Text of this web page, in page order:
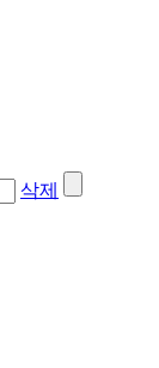
삭제